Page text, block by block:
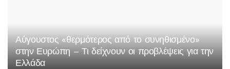
Αύγουστος «θερμότερος από το συνηθισμένο»
στην Ευρώπη – Τι δείχνουν οι προβλέψεις για την
Ελλάδα